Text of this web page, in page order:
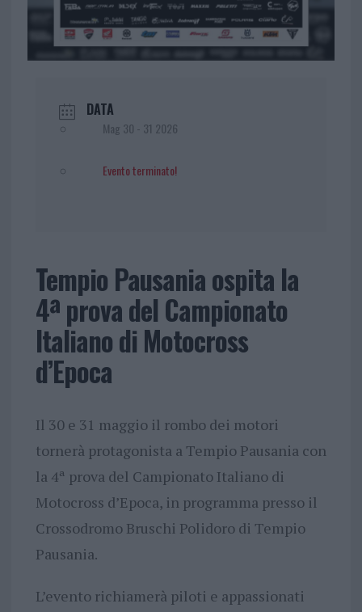
DATA
Mag 30 - 31 2026
Evento terminato!
Tempio Pausania ospita la
4ª prova del Campionato
Italiano di Motocross
d’Epoca
Il 30 e 31 maggio il rombo dei motori
tornerà protagonista a Tempio Pausania con
la 4ª prova del Campionato Italiano di
Motocross d’Epoca, in programma presso il
Crossodromo Bruschi Polidoro di Tempio
Pausania.
L’evento richiamerà piloti e appassionati